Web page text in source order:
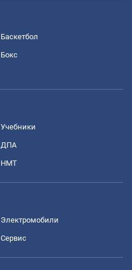
Баскетбол
Бокс
Учебники
ДПА
НМТ
Электромобили
Сервис